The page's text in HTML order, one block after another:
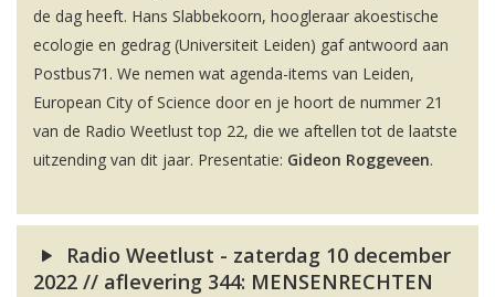
de dag heeft. Hans Slabbekoorn, hoogleraar akoestische
ecologie en gedrag (Universiteit Leiden) gaf antwoord aan
Postbus71. We nemen wat agenda-items van Leiden,
European City of Science door en je hoort de nummer 21
van de Radio Weetlust top 22, die we aftellen tot de laatste
uitzending van dit jaar. Presentatie: Gideon Roggeveen.
Radio Weetlust - zaterdag 10 december
2022 // aflevering 344: MENSENRECHTEN